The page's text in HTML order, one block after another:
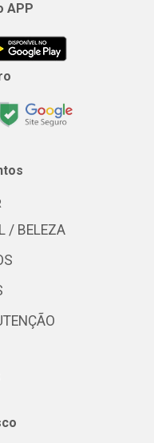
APP
/ BELEZA